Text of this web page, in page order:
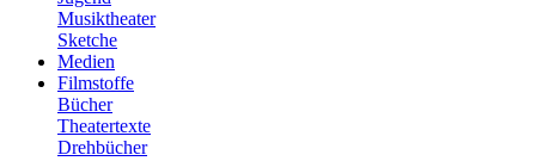
Musiktheater
Sketche
Medien
Filmstoffe
Bücher
Theatertexte
Drehbücher